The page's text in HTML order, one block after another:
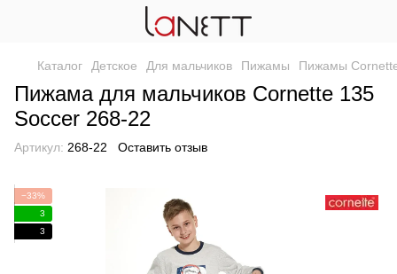
Каталог Детское Для мальчиков Пижамы Пижамы
Пижама для мальчиков Cornette 135
Soccer 268-22
Артикул: 268-22 Оставить отзыв
−33%
3
3